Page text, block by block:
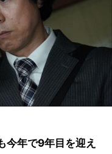
年で9年目を迎え